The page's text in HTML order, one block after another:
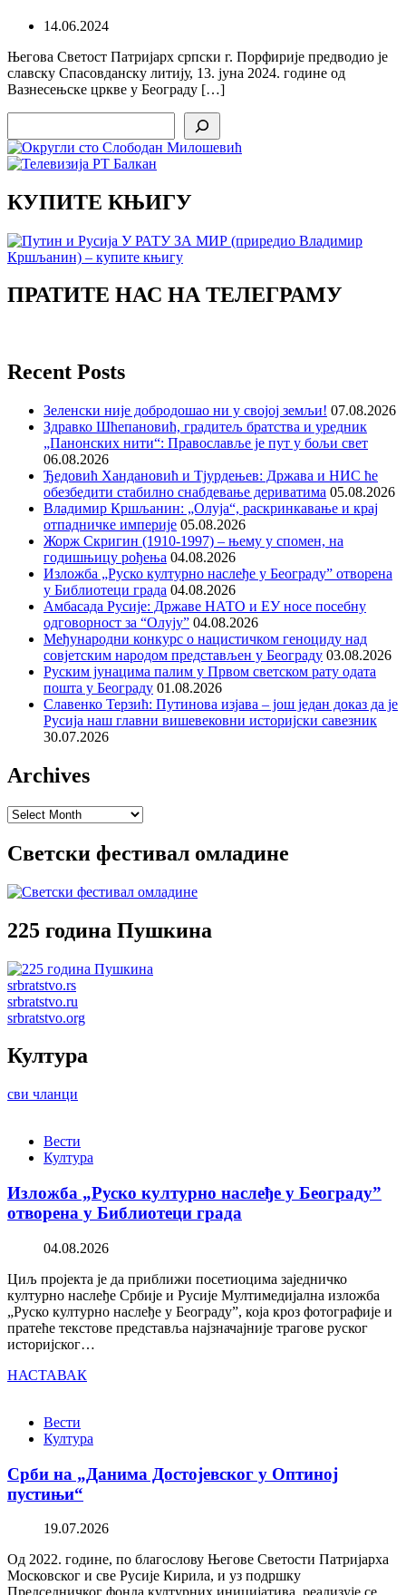
14.06.2024
Његова Светост Патријарх српски г. Порфирије предводио је
славску Спасовданску литију, 13. јуна 2024. године од
Вазнесењске цркве у Београду […]
КУПИТЕ КЊИГУ
ПРАТИТЕ НАС НА ТЕЛЕГРАМУ
Recent Posts
Зеленски није добродошао ни у својој земљи! 07.08.2026
Здравко Шћепановић, градитељ братства и уредник
„Панонских нити“: Православље је пут у бољи свет
06.08.2026
Ђедовић Хандановић и Тјурдењев: Држава и НИС ће
обезбедити стабилно снабдевање дериватима 05.08.2026
Владимир Кршљанин: „Олуја“, раскринкавање и крај
отпадничке империје 05.08.2026
Жорж Скригин (1910-1997) – њему у спомен, на
годишњицу рођења 04.08.2026
Изложба „Руско културно наслеђе у Београду” отворена
у Библиотеци града 04.08.2026
Амбасада Русије: Државе НАТО и ЕУ носе посебну
одговорност за “Олују” 04.08.2026
Међународни конкурс о нацистичком геноциду над
совјетским народом представљен у Београду 03.08.2026
Руским јунацима палим у Првом светском рату одата
пошта у Београду 01.08.2026
Славенко Терзић: Путинова изјава – још један доказ да је
Русија наш главни вишевековни историјски савезник
30.07.2026
Archives
Archives
Светски фестивал омладине
225 година Пушкина
srbratstvo.rs
srbratstvo.ru
srbratstvo.org
Култура
сви чланци
Вести
Култура
Изложба „Руско културно наслеђе у Београду”
отворена у Библиотеци града
04.08.2026
Циљ пројекта је да приближи посетиоцима заједничко
културно наслеђе Србије и Русије Мултимедијална изложба
„Руско културно наслеђе у Београду”, која кроз фотографије и
пратеће текстове представља најзначајније трагове руског
историјског…
НАСТАВАК
Вести
Култура
Срби на „Данима Достојевског у Оптиној
пустињи“
19.07.2026
Од 2022. године, по благослову Његове Светости Патријарха
Московског и све Русије Кирила, и уз подршку